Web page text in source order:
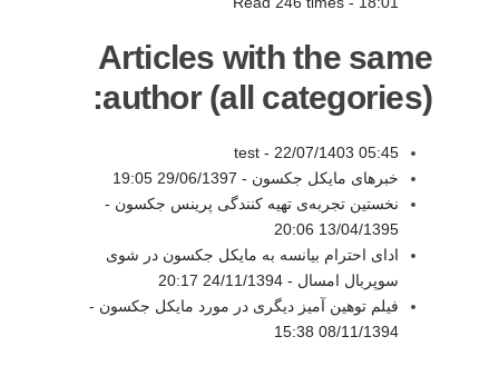
Articles with the same
author (all categories):
test - 22/07/1403 05:45
خبرهای مایکل جکسون - 29/06/1397 19:05
نخستین تجربه‌ی تهیه کنندگی پرینس جکسون -
13/04/1395 20:06
ادای احترام بیانسه به مایکل جکسون در شوی
سوپربال امسال - 24/11/1394 20:17
فیلم توهین آمیز دیگری در مورد مایکل جکسون -
08/11/1394 15:38